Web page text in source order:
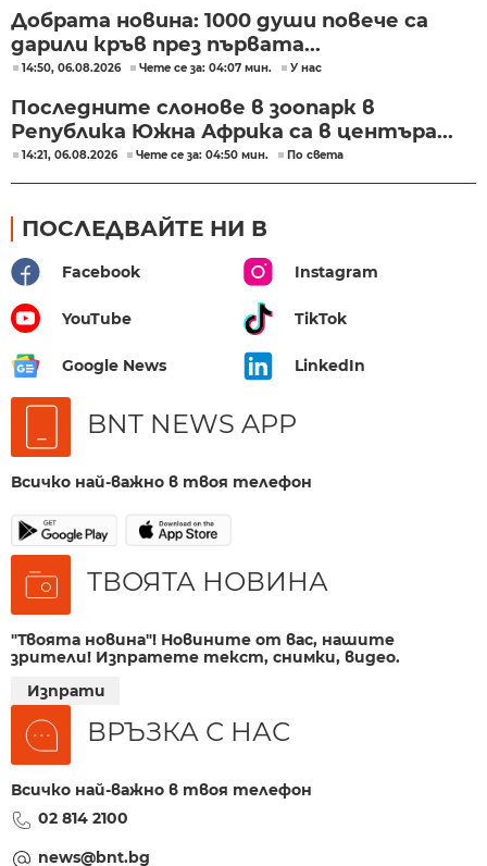
Добрата новина: 1000 души повече са
дарили кръв през първата...
14:50, 06.08.2026 Чете се за: 04:07 мин. У нас
Последните слонове в зоопарк в
Република Южна Африка са в центъра...
14:21, 06.08.2026 Чете се за: 04:50 мин. По света
ПОСЛЕДВАЙТЕ НИ В
Facebook Instagram
YouTube TikTok
Google News LinkedIn
BNT NEWS APP
Всичко най-важно в твоя телефон
ТВОЯТА НОВИНА
"Твоята новина"! Новините от вас, нашите
зрители! Изпратете текст, снимки, видео.
Изпрати
ВРЪЗКА С НАС
Всичко най-важно в твоя телефон
02 814 2100
news@bnt.bg